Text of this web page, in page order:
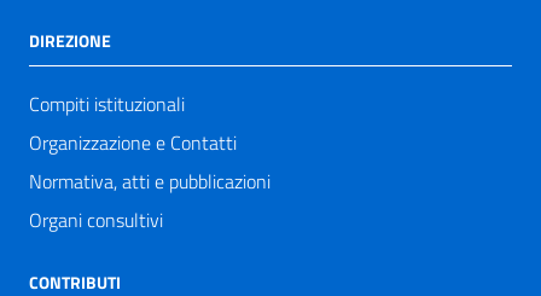
DIREZIONE
Compiti istituzionali
Organizzazione e Contatti
Normativa, atti e pubblicazioni
Organi consultivi
CONTRIBUTI